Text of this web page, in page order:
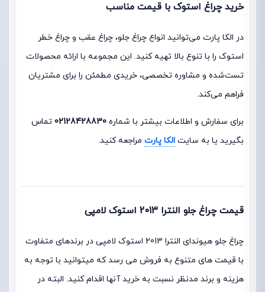
خرید چراغ استوک با قیمت مناسب
در الکا پارت می‌توانید انواع چراغ جلو، چراغ عقب و چراغ خطر
استوک را با تنوع بالا تهیه کنید. این مجموعه با ارائه محصولات
تست‌شده و مشاوره تخصصی، خریدی مطمئن را برای مشتریان
فراهم می‌کند.
برای سفارش و اطلاعات بیشتر با شماره 02128428830 تماس
بگیرید یا به سایت الکا پارت مراجعه کنید.
قیمت چراغ جلو النترا 2013 استوک لامپی
چراغ جلو هیوندای النترا 2013 استوک لامپی در برندهای متفاوت
با قیمت های متنوع به فروش می رسد که میتوانید با توجه به
هزینه و برند مدنظر نسبت به خرید آنها اقدام کنید. البته در